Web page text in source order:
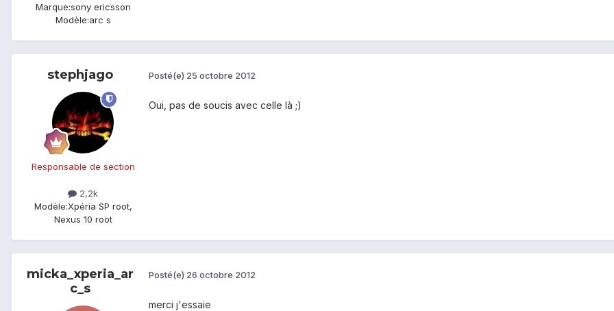
Marque:sony ericsson
Modèle:arc s
stephjago
Responsable de section
2,2k
Modèle:Xpéria SP root,
Nexus 10 root
Posté(e) 25 octobre 2012
Oui, pas de soucis avec celle là ;)
micka_xperia_ar
c_s
Posté(e) 26 octobre 2012
merci j'essaie